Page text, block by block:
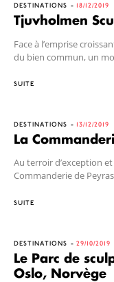
DESTINATIONS 18/12/2019
Tjuvholmen
Face à l’emprise
du bien commun, un
SUITE
DESTINATIONS 13/12/2019
La
Au terroir d’exception et
Commanderie de
SUITE
DESTINATIONS 29/10/2019
Le Parc de
Oslo, Norvège